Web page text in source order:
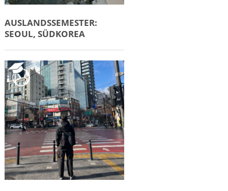
AUSLANDSSEMESTER:
SEOUL, SÜDKOREA